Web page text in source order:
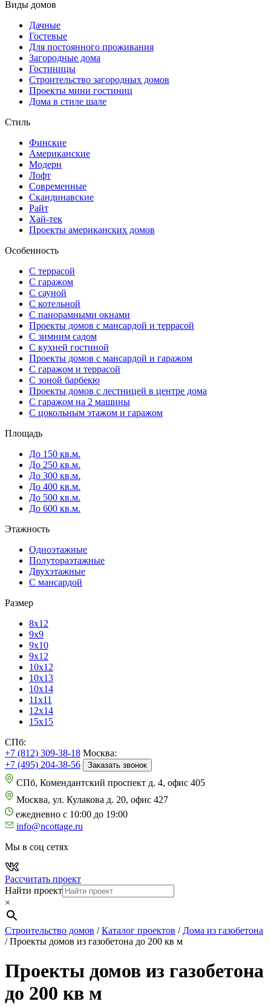
Виды домов
Дачные
Гостевые
Для постоянного проживания
Загородные дома
Гостиницы
Строительство загородных домов
Проекты мини гостиниц
Дома в стиле шале
Стиль
Финские
Американские
Модерн
Лофт
Современные
Скандинавские
Райт
Хай-тек
Проекты американских домов
Особенность
С террасой
С гаражом
С сауной
С котельной
С панорамными окнами
Проекты домов с мансардой и террасой
С зимним садом
С кухней гостиной
Проекты домов с мансардой и гаражом
С гаражом и террасой
С зоной барбекю
Проекты домов с лестницей в центре дома
С гаражом на 2 машины
С цокольным этажом и гаражом
Площадь
До 150 кв.м.
До 250 кв.м.
До 300 кв.м.
До 400 кв.м.
До 500 кв.м.
До 600 кв.м.
Этажность
Одноэтажные
Полутораэтажные
Двухэтажные
С мансардой
Размер
8х12
9х9
9х10
9х12
10х12
10х13
10х14
11х11
12х14
15х15
СПб:
+7 (812) 309-38-18 Москва:
+7 (495) 204-38-56
Заказать звонок
СПб, Комендантский проспект д. 4, офис 405
Москва, ул. Кулакова д. 20, офис 427
ежедневно с 10:00 до 19:00
info@ncottage.ru
Мы в соц сетях
Рассчитать проект
Найти проект
×
Строительство домов /Каталог проектов / Дома из газобетона
/Проекты домов из газобетона до 200 кв м
Проекты домов из газобетона
до 200 кв м